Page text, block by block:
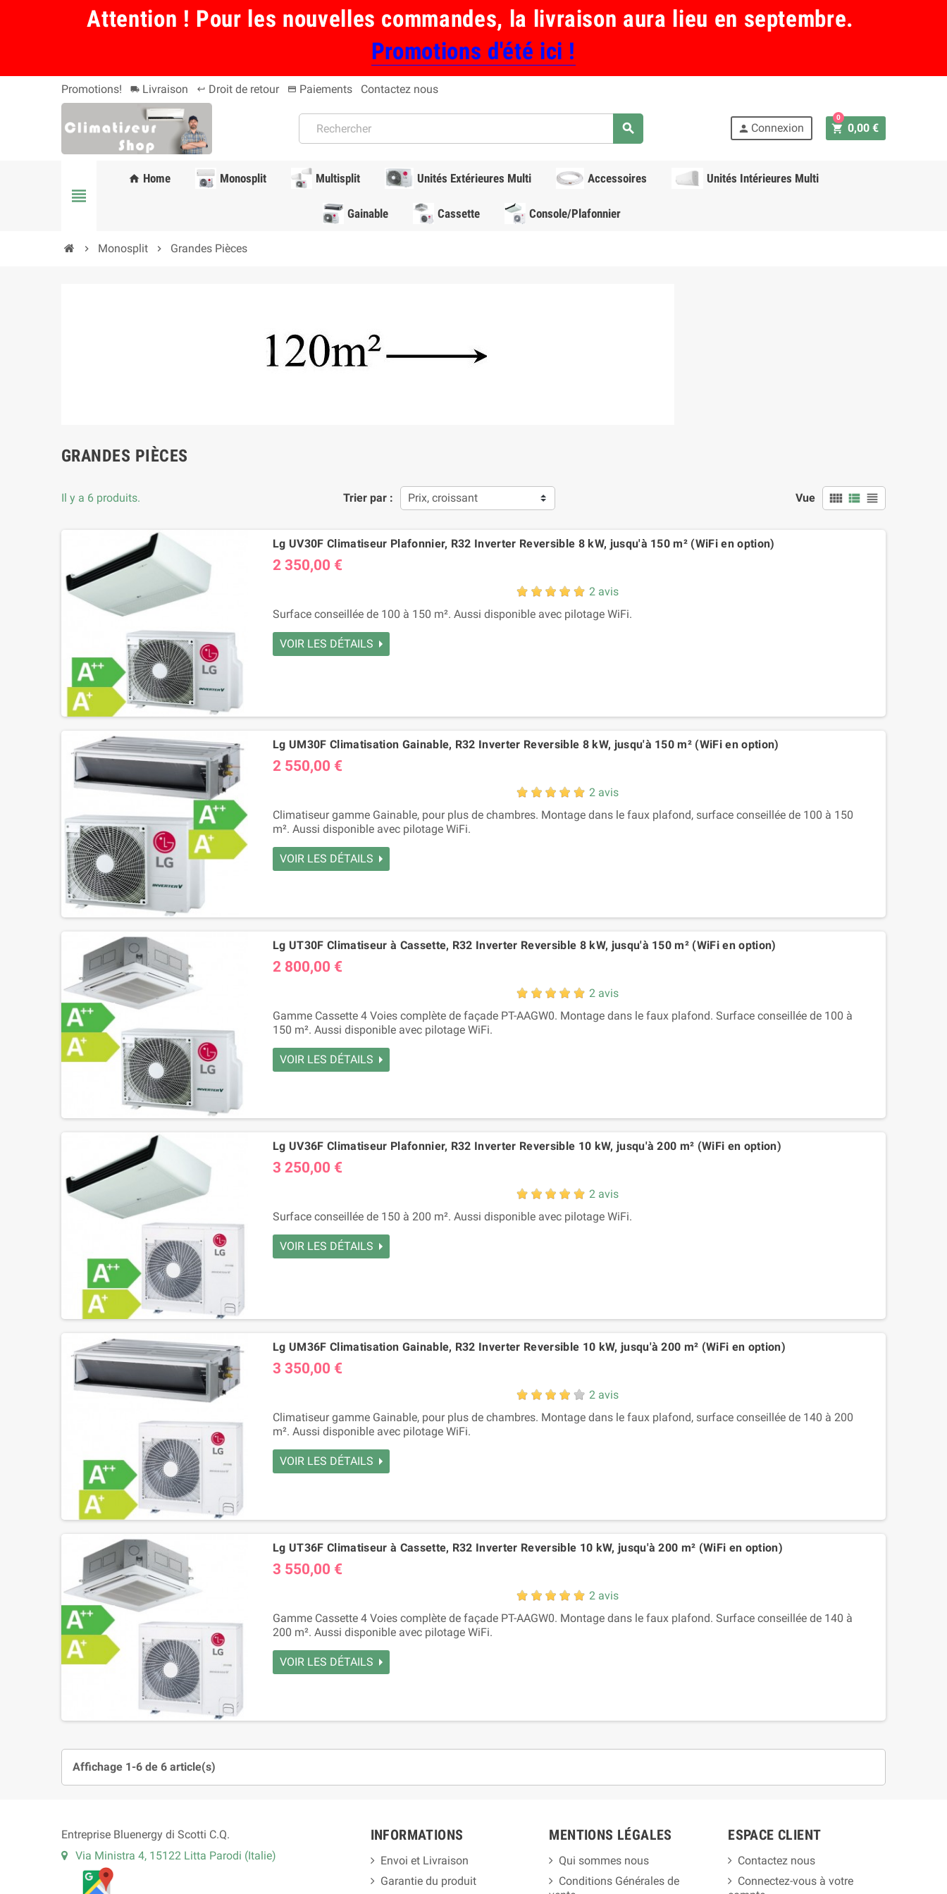
Attention ! Pour les nouvelles commandes, la livraison aura lieu en septembre.
Promotions d'été ici !
Promotions! local_shipping Livraison keyboard_return Droit de retour payment Paiements Contactez nous
search person Connexion shopping_cart 0,00 €
0
view_headline
home Home Monosplit Multisplit Unités Extérieures Multi Accessoires Unités Intérieures Multi
Gainable Cassette Console/Plafonnier
chevron_right Monosplit chevron_right Grandes Pièces
GRANDES PIÈCES
Trier par : Prix, croissant Vue view_comfy view_list view_headline
Il y a 6 produits.
Lg UV30F Climatiseur Plafonnier, R32 Inverter Reversible 8 kW, jusqu'à 150 m² (WiFi en option)
2 350,00 €
2 avis
Surface conseillée de 100 à 150 m². Aussi disponible avec pilotage WiFi.
VOIR LES DÉTAILS
Lg UM30F Climatisation Gainable, R32 Inverter Reversible 8 kW, jusqu'à 150 m² (WiFi en option)
2 550,00 €
2 avis
Climatiseur gamme Gainable, pour plus de chambres. Montage dans le faux plafond, surface conseillée de 100 à 150
m². Aussi disponible avec pilotage WiFi.
VOIR LES DÉTAILS
Lg UT30F Climatiseur à Cassette, R32 Inverter Reversible 8 kW, jusqu'à 150 m² (WiFi en option)
2 800,00 €
2 avis
Gamme Cassette 4 Voies complète de façade PT-AAGW0. Montage dans le faux plafond. Surface conseillée de 100 à
150 m². Aussi disponible avec pilotage WiFi.
VOIR LES DÉTAILS
Lg UV36F Climatiseur Plafonnier, R32 Inverter Reversible 10 kW, jusqu'à 200 m² (WiFi en option)
3 250,00 €
2 avis
Surface conseillée de 150 à 200 m². Aussi disponible avec pilotage WiFi.
VOIR LES DÉTAILS
Lg UM36F Climatisation Gainable, R32 Inverter Reversible 10 kW, jusqu'à 200 m² (WiFi en option)
3 350,00 €
2 avis
Climatiseur gamme Gainable, pour plus de chambres. Montage dans le faux plafond, surface conseillée de 140 à 200
m². Aussi disponible avec pilotage WiFi.
VOIR LES DÉTAILS
Lg UT36F Climatiseur à Cassette, R32 Inverter Reversible 10 kW, jusqu'à 200 m² (WiFi en option)
3 550,00 €
2 avis
Gamme Cassette 4 Voies complète de façade PT-AAGW0. Montage dans le faux plafond. Surface conseillée de 140 à
200 m². Aussi disponible avec pilotage WiFi.
VOIR LES DÉTAILS
Affichage 1-6 de 6 article(s)
Entreprise Bluenergy di Scotti C.Q.
Via Ministra 4, 15122 Litta Parodi (Italie)
INFORMATIONS
Envoi et Livraison
Garantie du produit
MENTIONS LÉGALES
Qui sommes nous
Conditions Générales de
ESPACE CLIENT
Contactez nous
Connectez-vous à votre